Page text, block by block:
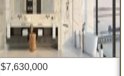
$7,630,000